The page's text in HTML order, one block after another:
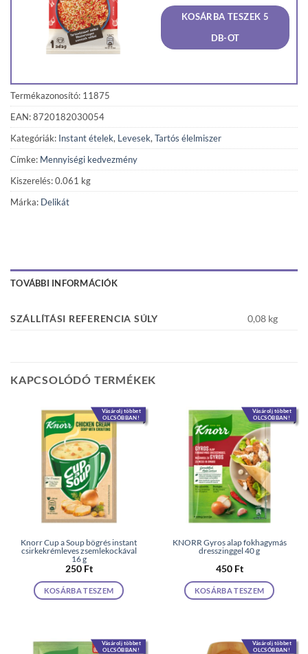
was:
250 Ft.
is:
235
KOSÁRBA TESZEK 5
DB-OT
Termékazonosító: 11875
EAN: 8720182030054
Kategóriák: Instant ételek, Levesek, Tartós élelmiszer
Címke: Mennyiségi kedvezmény
Kiszerelés: 0.061 kg
Márka: Delikát
TOVÁBBI INFORMÁCIÓK
SZÁLLÍTÁSI REFERENCIA SÚLY 0,08 kg
KAPCSOLÓDÓ TERMÉKEK
Vásárolj többet
OLCSÓBBAN!
Knorr Cup a Soup bögrés instant
csirkekrémleves zsemlekockával
16 g
250 Ft
KOSÁRBA TESZEM
Vásárolj többet
OLCSÓBBAN!
KNORR Gyros alap fokhagymás
dresszinggel 40 g
450 Ft
KOSÁRBA TESZEM
Vásárolj többet
OLCSÓBBAN!
Vásárolj többet
OLCSÓBBAN!